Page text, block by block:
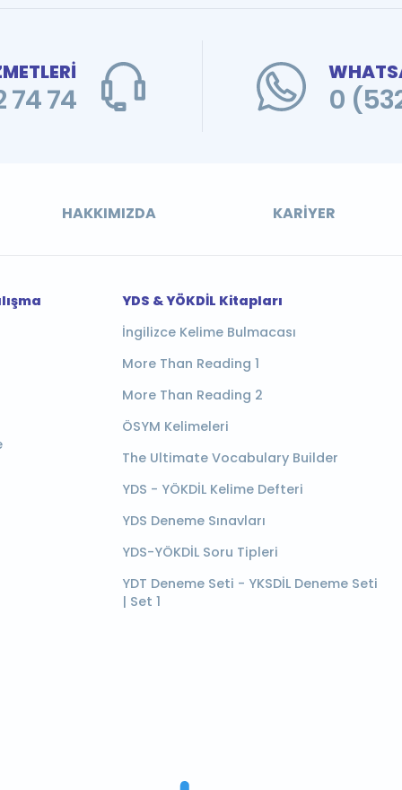
74 0
HAKKIMIZDA KARIYER
YDS & YÖKDİL Kitapları
İngilizce Kelime Bulmacası
More Than Reading 1
More Than Reading 2
ÖSYM Kelimeleri
The Ultimate Vocabulary Builder
YDS - YÖKDİL Kelime Defteri
YDS Deneme Sınavları
YDS-YÖKDİL Soru Tipleri
YDT Deneme Seti - YKSDİL Deneme Seti
| Set 1